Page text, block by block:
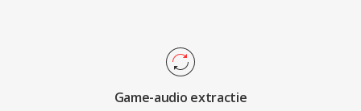
waar lipsynchronisatie ertoe doet. Drie
voordelen houden MP2 tientallen jaren na
standaardisatie relevant: sierlijke degradatie bij
Game-audio extractie